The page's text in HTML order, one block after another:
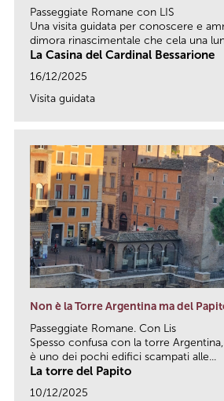
Passeggiate Romane con LIS
Una visita guidata per conoscere e
dimora rinascimentale che cela una
La Casina del Cardinal Bessarione
16/12/2025
Visita guidata
Non è la Torre Argentina ma del
Passeggiate Romane. Con Lis
Spesso confusa con la torre
è uno dei pochi edifici scampati alle...
La torre del Papito
10/12/2025